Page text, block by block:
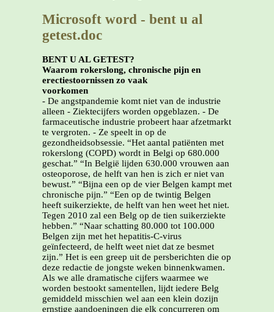
Microsoft word - bent u al
getest.doc
BENT U AL GETEST?
Waarom rokerslong, chronische pijn en
erectiestoornissen zo vaak
voorkomen
- De angstpandemie komt niet van de industrie
alleen - Ziektecijfers worden opgeblazen. - De
farmaceutische industrie probeert haar afzetmarkt
te vergroten. - Ze speelt in op de
gezondheidsobsessie. “Het aantal patiënten met
rokerslong (COPD) wordt in Belgi op 680.000
geschat.” “In België lijden 630.000 vrouwen aan
osteoporose, de helft van hen is zich er niet van
bewust.” “Bijna een op de vier Belgen kampt met
chronische pijn.” “Een op de twintig Belgen
heeft suikerziekte, de helft van hen weet het niet.
Tegen 2010 zal een Belg op de tien suikerziekte
hebben.” “Naar schatting 80.000 tot 100.000
Belgen zijn met het hepatitis-C-virus
geïnfecteerd, de helft weet niet dat ze besmet
zijn.” Het is een greep uit de persberichten die op
deze redactie de jongste weken binnenkwamen.
Als we alle dramatische cijfers waarmee we
worden bestookt samentellen, lijdt iedere Belg
gemiddeld misschien wel aan een klein dozijn
ernstige aandoeningen die elk concurreren om